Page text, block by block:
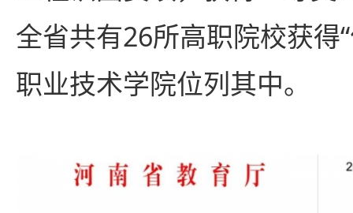
全省共有26所高职院校获得
职业技术学院位列其中。